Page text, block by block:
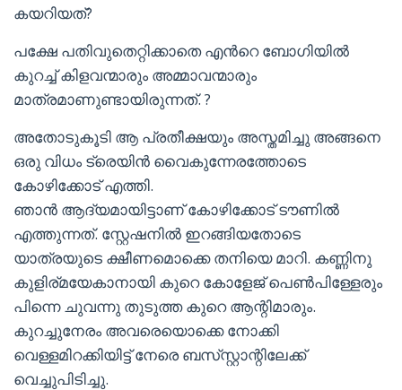
കയറിയത്?
പക്ഷേ പതിവുതെറ്റിക്കാതെ എൻറെ ബോഗിയിൽ
കുറച്ച് കിളവന്മാരും അമ്മാവന്മാരും
മാത്രമാണുണ്ടായിരുന്നത്. ?
അതോടുകൂടി ആ പ്രതീക്ഷയും അസ്തമിച്ചു അങ്ങനെ
ഒരു വിധം ട്രെയിൻ വൈകുന്നേരത്തോടെ
കോഴിക്കോട് എത്തി.
ഞാൻ ആദ്യമായിട്ടാണ് കോഴിക്കോട് ടൗണിൽ
എത്തുന്നത്. സ്റ്റേഷനിൽ ഇറങ്ങിയതോടെ
യാത്രയുടെ ക്ഷീണമൊക്കെ തനിയെ മാറി. കണ്ണിനു
കുളിര്മയേകാനായി കുറെ കോളേജ് പെൺപിള്ളേരും
പിന്നെ ചുവന്നു തുടുത്ത കുറെ ആന്റിമാരും.
കുറച്ചുനേരം അവരെയൊക്കെ നോക്കി
വെള്ളമിറക്കിയിട്ട് നേരെ ബസ്‌സ്റ്റാന്റിലേക്ക്
വെച്ചുപിടിച്ചു.